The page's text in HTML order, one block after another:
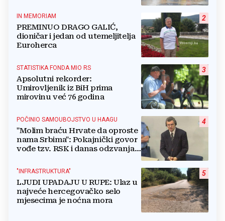
2
IN MEMORIAM
PREMINUO DRAGO GALIĆ,
dioničar i jedan od utemeljitelja
Euroherca
3
STATISTIKA FONDA MIO RS
Apsolutni rekorder:
Umirovljenik iz BiH prima
mirovinu već 76 godina
4
POČINIO SAMOUBOJSTVO U HAAGU
"Molim braću Hrvate da oproste
nama Srbima": Pokajnički govor
vođe tzv. RSK i danas odzvanja
5
"INFRASTRUKTURA"
LJUDI UPADAJU U RUPE: Ulaz u
najveće hercegovačko selo
mjesecima je noćna mora